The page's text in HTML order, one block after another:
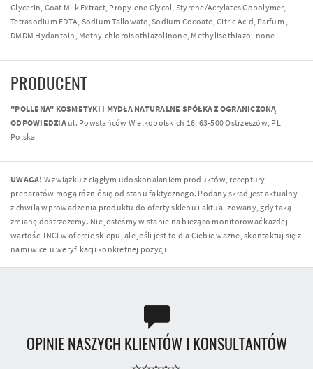
Glycerin, Goat Milk Extract, Propylene Glycol, Styrene/Acrylates Copolymer,
Tetrasodium EDTA, Sodium Tallowate, Sodium Cocoate, Citric Acid, Parfum ,
DMDM Hydantoin, Methylchloroisothiazolinone, Methylisothiazolinone
PRODUCENT
"POLLENA" KOSMETYKI I MYDŁA NATURALNE SPÓŁKA Z OGRANICZONĄ
ODPOWIEDZIAul. Powstańców Wielkopolskich 16, 63-500 Ostrzeszów, PL
Polska
UWAGA! W związku z ciągłym udoskonalaniem produktów, receptury
preparatów mogą różnić się od stanu faktycznego. Podany skład jest aktualny
z chwilą wprowadzenia produktu do oferty sklepu i aktualizowany, gdy taką
zmianę dostrzeżemy. Nie jesteśmy w stanie na bieżąco monitorować każdej
wartości INCI w ofercie sklepu, ale jeśli jest to dla Ciebie ważne, skontaktuj się z
nami w celu weryfikacji konkretnej pozycji.
OPINIE NASZYCH KLIENTÓW I KONSULTANTÓW